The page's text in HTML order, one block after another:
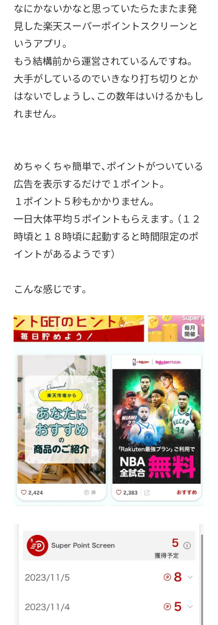
なにかないかなと思っていたらたまたま発
見した楽天スーパーポイントスクリーンと
いうアプリ。
もう結構前から運営されているんですね。
大手がしているのでいきなり打ち切りとか
はないでしょうし、この数年はいけるかもし
れません。
めちゃくちゃ簡単で、ポイントがついている
広告を表示するだけで１ポイント。
１ポイント５秒もかかりません。
一日大体平均５ポイントもらえます。（１２
時頃と１８時頃に起動すると時間限定のポ
イントがあるようです）
こんな感じです。